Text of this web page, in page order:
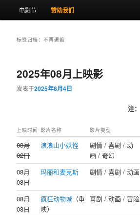
电影节 赞助我们
标签归档：不再退缩
2025年08月上映影
发表于2025年8月4日
注：
上映时间 影片名称 影片类型
08月
02日
浪浪山小妖怪
剧情 / 喜剧 / 动
画 / 奇幻
08月
08日
玛丽和麦克斯 剧情 / 喜剧 / 动画
08月
08日
疯狂动物城 （重
映）
喜剧 / 动画 / 冒险